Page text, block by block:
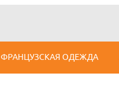
ФРАНЦУЗСКАЯ ОДЕЖДА